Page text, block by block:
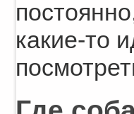
какие-то